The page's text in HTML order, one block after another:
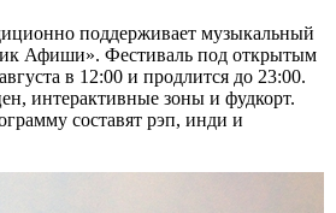
поддерживает музыкальный
Афиши». Фестиваль под открытым
в 12:00 и продлится до 23:00.
интерактивные зоны и фудкорт.
составят рэп, инди и